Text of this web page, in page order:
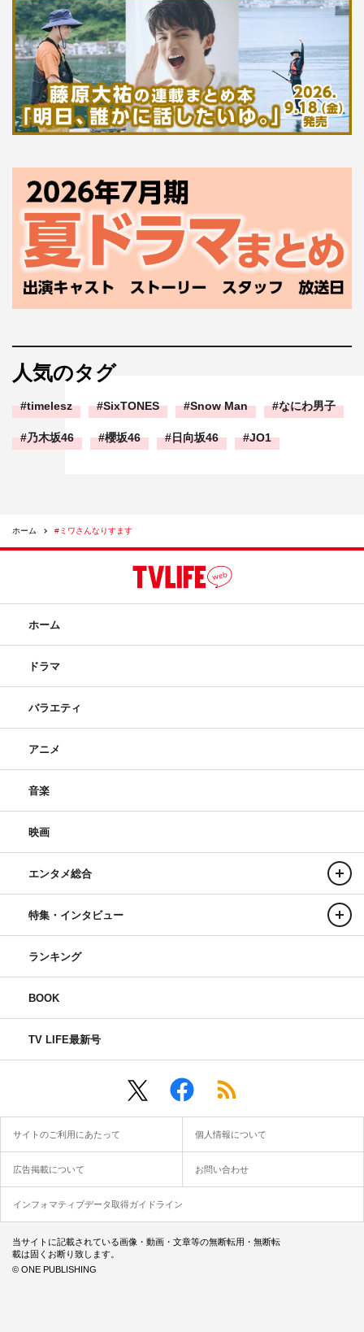
人気のタグ
timelesz SixTONES Snow Man なにわ男子
乃木坂46 櫻坂46 日向坂46 JO1
ホーム #ミワさんなりすます
ホーム
ドラマ
バラエティ
アニメ
音楽
映画
エンタメ総合
特集・インタビュー
ランキング
BOOK
TV LIFE最新号
サイトのご利用にあたって 個人情報について
広告掲載について お問い合わせ
インフォマティブデータ取得ガイドライン
当サイトに記載されている画像・動画・文章等の無断転用・無断転
載は固くお断り致します。
© ONE PUBLISHING